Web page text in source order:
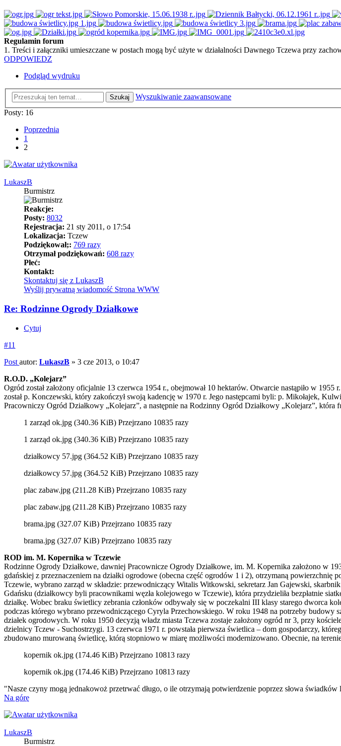
Regulamin forum
1. Treści i załączniki umieszczane w postach mogą być użyte w działalności Dawnego Tczewa przy
ODPOWIEDZ
Podgląd wydruku
Szukaj
Wyszukiwanie zaawansowane
Posty: 16
Poprzednia
1
2
LukaszB
Burmistrz
Reakcje:
Posty: 8032
Rejestracja: 21 sty 2011, o 17:54
Lokalizacja: Tczew
Podziękował;: 769 razy
Otrzymał podziękowań: 608 razy
Płeć:
Kontakt:
Skontaktuj się z LukaszB
Wyślij prywatną wiadomość Strona WWW
Re: Rodzinne Ogrody Działkowe
Cytuj
#11
Post autor: LukaszB » 3 cze 2013, o 10:47
R.O.D. „Kolejarz”
Ogród został założony oficjalnie 13 czerwca 1954 r., obejmował 10 hektarów. Otwarcie nastąpiło w
został p. Konczewski, który zakończył swoją kadencję w 1970 r. Jego następcami byli: p. Mikołajek,
Pracowniczy Ogród Działkowy „Kolejarz”, a następnie na Rodzinny Ogród Działkowy „Kolejarz”, która
1 zarząd ok.jpg (340.36 KiB) Przejrzano 10835 razy
1 zarząd ok.jpg (340.36 KiB) Przejrzano 10835 razy
działkowcy 57.jpg (364.52 KiB) Przejrzano 10835 razy
działkowcy 57.jpg (364.52 KiB) Przejrzano 10835 razy
plac zabaw.jpg (211.28 KiB) Przejrzano 10835 razy
plac zabaw.jpg (211.28 KiB) Przejrzano 10835 razy
brama.jpg (327.07 KiB) Przejrzano 10835 razy
brama.jpg (327.07 KiB) Przejrzano 10835 razy
ROD im. M. Kopernika w Tczewie
Rodzinne Ogrody Działkowe, dawniej Pracownicze Ogrody Działkowe, im. M. Kopernika założono w
gdańskiej z przeznaczeniem na działki ogrodowe (obecna część ogrodów 1 i 2), otrzymaną
Tczewie, wybrano zarząd w składzie: przewodniczący Witalis Witkowski, sekretarz Jan Gajewski,
Gdańsku (działkowcy byli pracownikami węzła kolejowego w Tczewie), która przydzieliła bezpłatnie
działkę. Wobec braku świetlicy zebrania członków odbywały się w poczekalni III klasy starego dworca
podczas którego wybrano przewodniczącego Cyryla Przechowskiego. W roku 1948 na potrzeby
działek ogrodowych. W roku 1950 decyzją władz miasta Tczewa zostaje założony ogród nr 3, przy
dzielnicy Tczew - Suchostrzygi. 13 czerwca 1971 r. powstała pierwsza świetlica – dom gospodarczy,
zbudowano murowaną świetlicę, którą stopniowo w miarę możliwości modernizowano. Obecnie, na
kopernik ok.jpg (174.46 KiB) Przejrzano 10813 razy
kopernik ok.jpg (174.46 KiB) Przejrzano 10813 razy
"Nasze czyny mogą jednakowoż przetrwać długo, o ile otrzymają potwierdzenie poprzez słowa
Na górę
LukaszB
Burmistrz